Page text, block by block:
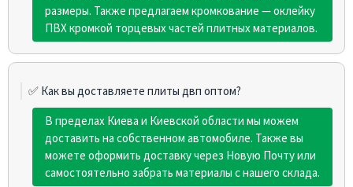
размеры. Также предлагаем кромкование — оклейку
ПВХ кромкой торцевых частей плитных материалов.
✅ Как вы доставляете плиты двп оптом?
В пределах Киева и Киевской области мы можем
доставить на собственном автомобиле. Также вы
можете оформить доставку через Новую Почту или
самостоятельно забрать материалы с нашего склада.